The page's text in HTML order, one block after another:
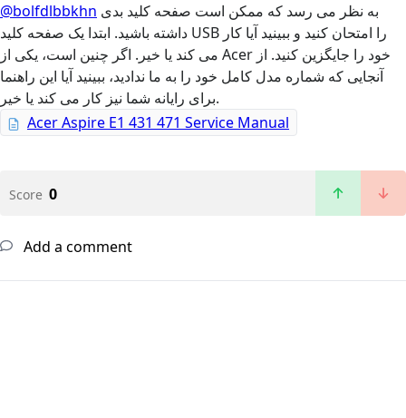
@bolfdlbbkhn
داشته باشید. ابتدا یک صفحه کلید USB را امتحان کنید و ببینید آیا کار
می کند یا خیر. اگر چنین است، یکی از Acer خود را جایگزین کنید. از
آنجایی که شماره مدل کامل خود را به ما ندادید، ببینید آیا این راهنما
برای رایانه شما نیز کار می کند یا خیر.
Acer Aspire E1 431 471 Service Manual
Score 0
Add a comment